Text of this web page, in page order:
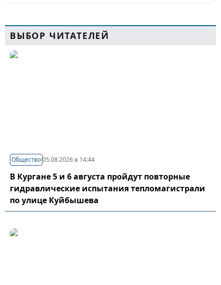
ВЫБОР ЧИТАТЕЛЕЙ
Общество05.08.2026 в 14:44
В Кургане 5 и 6 августа пройдут повторные
гидравлические испытания тепломагистрали
по улице Куйбышева